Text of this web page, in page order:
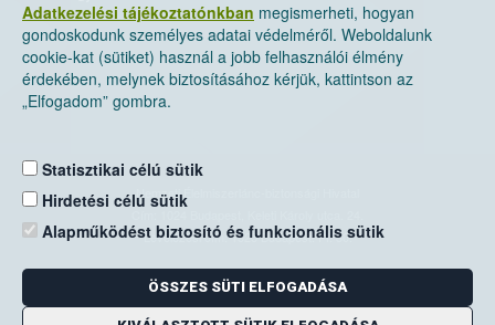
Adatkezelési tájékoztatónkban megismerheti, hogyan
gondoskodunk személyes adatai védelméről. Weboldalunk
cookie-kat (sütiket) használ a jobb felhasználói élmény
érdekében, melynek biztosításához kérjük, kattintson az
„Elfogadom” gombra.
Statisztikai célú sütik
Hirdetési célú sütik
Alapműködést biztosító és funkcionális sütik
ÖSSZES SÜTI ELFOGADÁSA
Nemzeti Élelmiszerlánc-biztonsági Hivatal
Levelezési cím: 1525 Budapest. Pf. 30.
E-mail:ugyfelszolgalat@nebih.gov.hu
Zöld szám: 06-80/263-244